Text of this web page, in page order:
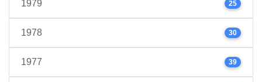
1979 25
1978 30
1977 39